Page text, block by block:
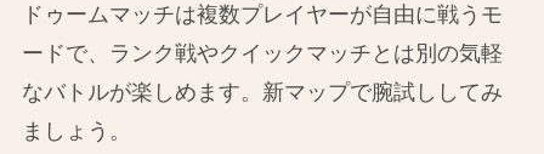
ドゥームマッチは複数プレイヤーが自由に戦うモ
ードで、ランク戦やクイックマッチとは別の気軽
なバトルが楽しめます。新マップで腕試ししてみ
ましょう。